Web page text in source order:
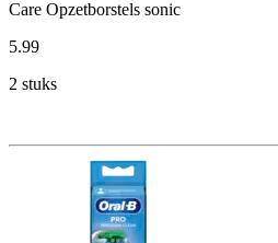
Care Opzetborstels sonic
5.99
2 stuks